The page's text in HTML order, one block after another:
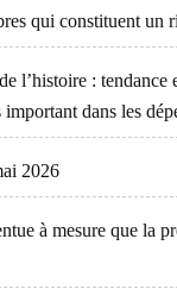
qui constituent un
l’histoire : tendance
dans les
2026
à mesure que la